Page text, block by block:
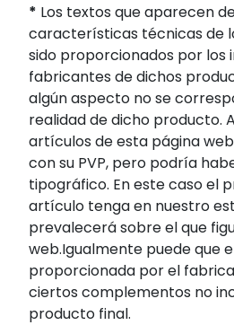
* Los textos que aparecen
características técnicas de
sido proporcionados por los
fabricantes de dichos
algún aspecto no se
realidad de dicho producto.
artículos de esta página
con su PVP, pero podría
tipográfico. En este caso el
artículo tenga en nuestro
prevalecerá sobre el que
web.Igualmente puede que
proporcionada por el
ciertos complementos no
producto final.